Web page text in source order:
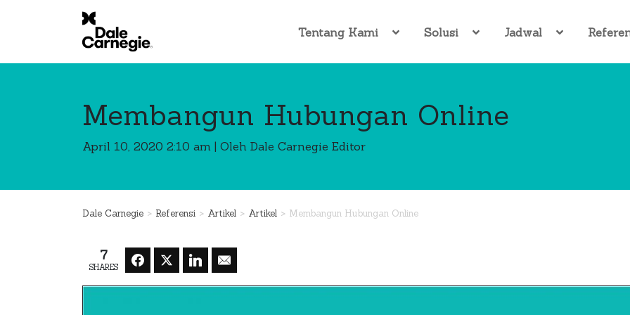
Tentang Kami Solusi Jadwal
Membangun Hubungan Online
April 10, 2020 2:10 am | Oleh Dale Carnegie Editor
Dale Carnegie > Referensi > Artikel > Artikel > Membangun Hubungan Online
7
SHARES